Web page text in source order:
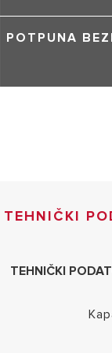
POTPUNA
TEHNIČKI
TEHNIČKI